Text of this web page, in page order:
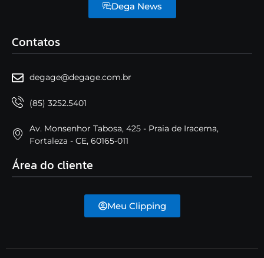
Dega News
Contatos
degage@degage.com.br
(85) 3252.5401
Av. Monsenhor Tabosa, 425 - Praia de Iracema,
Fortaleza - CE, 60165-011
Área do cliente
Meu Clipping